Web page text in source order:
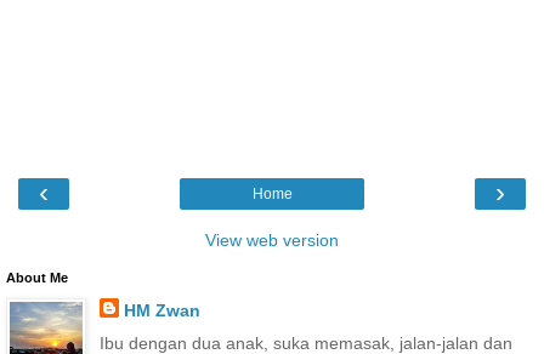
‹ ›
Home
View web version
About Me
HM Zwan
Ibu dengan dua anak, suka memasak, jalan-jalan dan